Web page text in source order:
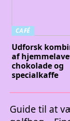
CAFÉ
Udforsk
af
chokolade og
specialkaffe
Guide til at